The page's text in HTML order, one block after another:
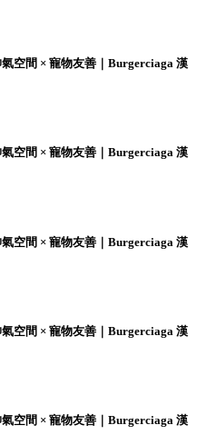
空間 × 寵物友善｜Burgerciaga 漢
空間 × 寵物友善｜Burgerciaga 漢
空間 × 寵物友善｜Burgerciaga 漢
空間 × 寵物友善｜Burgerciaga 漢
空間 × 寵物友善｜Burgerciaga 漢